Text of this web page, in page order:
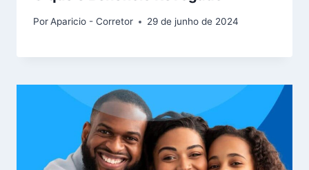
PorAparicio - Corretor 29 de junho de 2024